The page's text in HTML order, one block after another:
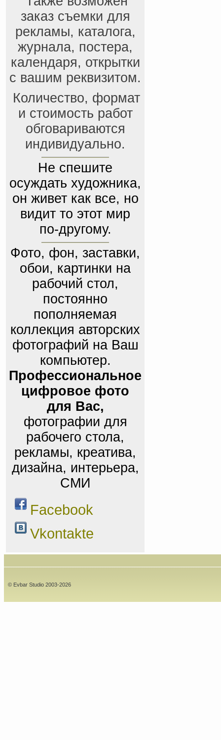
заказ съемки для
рекламы, каталога,
журнала, постера,
календаря, открытки
с вашим реквизитом.
Количество, формат
и стоимость работ
обговариваются
индивидуально.
Не спешите
осуждать художника,
он живет как все, но
видит то этот мир
по-другому.
Фото, фон, заставки,
обои, картинки на
рабочий стол,
постоянно
пополняемая
коллекция авторских
фотографий на Ваш
компьютер.
Профессиональное
цифровое фото
для Вас,
фотографии для
рабочего стола,
рекламы, креатива,
дизайна, интерьера,
СМИ
Facebook
Vkontakte
© Evbar Studio 2003-2026